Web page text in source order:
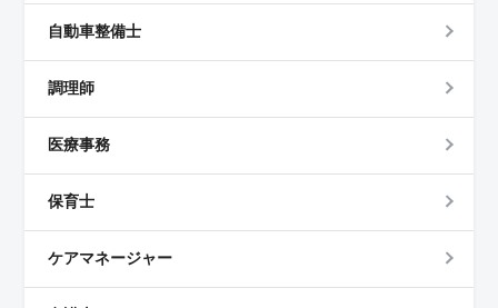
自動車整備士
調理師
医療事務
保育士
ケアマネージャー